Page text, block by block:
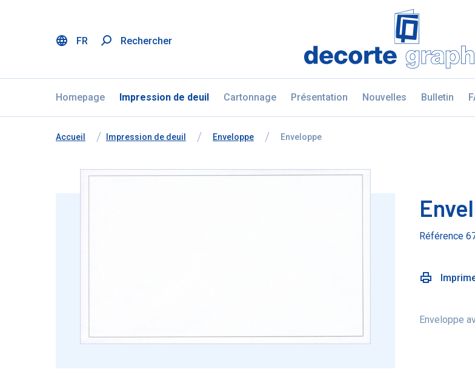
FR Rechercher
Fratello DEMO
Homepage Impression de deuil Cartonnage Présentation Nouvelles Bulletin
Vous êtes ici:
de
Accueil Impression de deuil Enveloppe Enveloppe
Référence
Enveloppe